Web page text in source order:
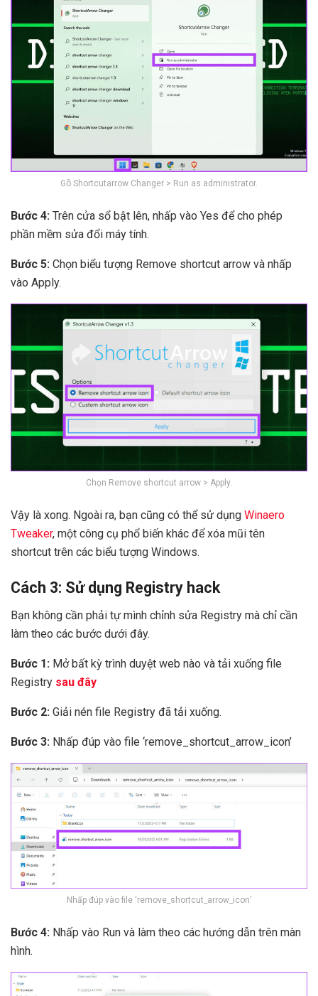
Gõ Shortcutarrow Changer > Run as administrator.
Bước 4: Trên cửa sổ bật lên, nhấp vào Yes để cho phép
phần mềm sửa đổi máy tính.
Bước 5: Chọn biểu tượng Remove shortcut arrow và nhấp
vào Apply.
Chọn Remove shortcut arrow > Apply.
Vậy là xong. Ngoài ra, bạn cũng có thể sử dụng Winaero
Tweaker, một công cụ phổ biến khác để xóa mũi tên
shortcut trên các biểu tượng Windows.
Cách 3: Sử dụng Registry hack
Bạn không cần phải tự mình chỉnh sửa Registry mà chỉ cần
làm theo các bước dưới đây.
Bước 1: Mở bất kỳ trình duyệt web nào và tải xuống file
Registry sau đây
Bước 2: Giải nén file Registry đã tải xuống.
Bước 3: Nhấp đúp vào file ‘remove_shortcut_arrow_icon’
Nhấp đúp vào file ‘remove_shortcut_arrow_icon’
Bước 4: Nhấp vào Run và làm theo các hướng dẫn trên màn
hình.